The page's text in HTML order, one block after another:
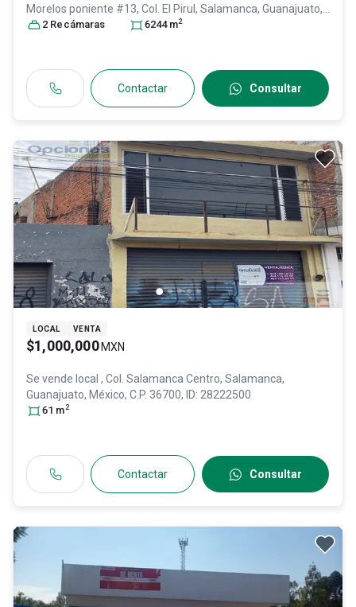
Morelos poniente #13, Col. El Pirul, Salamanca, Guanajuato,
México, C.P. 36740 , ID:30728587
2 Recámaras 6244 m2
Contactar Consultar
LOCAL VENTA
$1,000,000 MXN
Se vende local , Col. Salamanca Centro, Salamanca,
Guanajuato, México, C.P. 36700, ID: 28222500
61 m2
Contactar Consultar